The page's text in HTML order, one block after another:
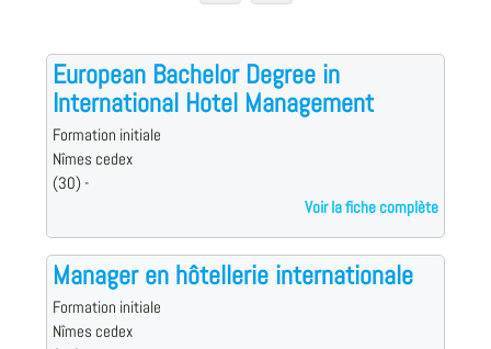
European Bachelor Degree in
International Hotel Management
Formation initiale
Nîmes cedex
(30) -
Voir la fiche complète
Manager en hôtellerie internationale
Formation initiale
Nîmes cedex